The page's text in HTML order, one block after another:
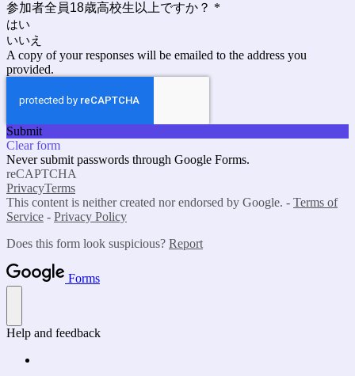
参加者全員18歳高校生以上ですか？ *
はい
いいえ
A copy of your responses will be emailed to the address you
provided.
Submit
Clear form
Never submit passwords through Google Forms.
reCAPTCHA
PrivacyTerms
This content is neither created nor endorsed by Google. - Terms of
Service - Privacy Policy
Does this form look suspicious? Report
Forms
Help and feedback